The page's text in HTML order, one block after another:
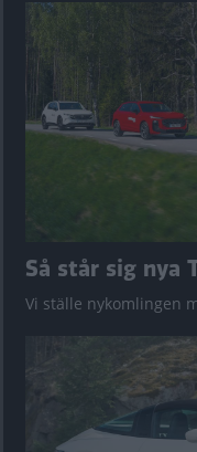
Så står sig nya
Vi ställe nykomlingen